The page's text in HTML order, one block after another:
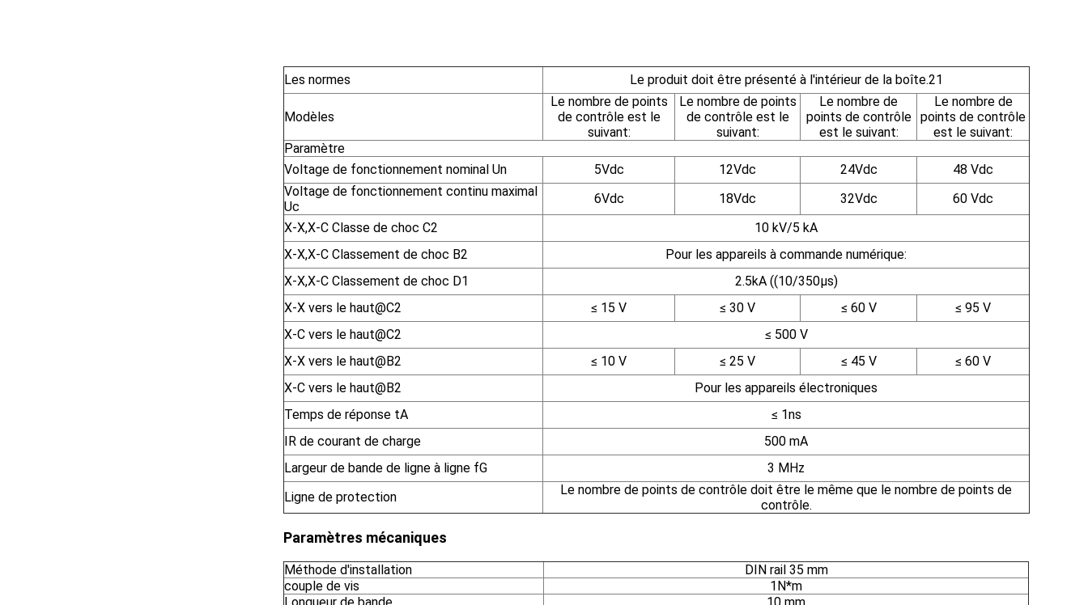
Les normes Le produit doit être présenté à l'intérieur de la boîte.21
Modèles
Le nombre de points
de contrôle est le
suivant:
Le nombre de points
de contrôle est le
suivant:
Le nombre de
points de contrôle
est le suivant:
Le nombre de
points de contrôle
est le suivant:
Paramètre
Voltage de fonctionnement nominal Un
5Vdc 12Vdc 24Vdc
48 Vdc
Voltage de fonctionnement continu maximal
Uc
6Vdc 18Vdc 32Vdc
60 Vdc
X-X,X-C Classe de choc C2
10 kV/5 kA
X-X,X-C Classement de choc B2
Pour les appareils à commande numérique:
X-X,X-C Classement de choc D1
2.5kA ((10/350μs)
X-X vers le haut@C2
≤ 15 V ≤ 30 V ≤ 60 V
≤ 95 V
X-C vers le haut@C2
≤ 500 V
X-X vers le haut@B2
≤ 10 V ≤ 25 V ≤ 45 V
≤ 60 V
X-C vers le haut@B2
Pour les appareils électroniques
Temps de réponse tA
≤ 1ns
IR de courant de charge
500 mA
Largeur de bande de ligne à ligne fG
3 MHz
Ligne de protection
Le nombre de points de contrôle doit être le même que le nombre de points de
contrôle.
Paramètres mécaniques
Méthode d'installation
DIN rail 35 mm
couple de vis
1N*m